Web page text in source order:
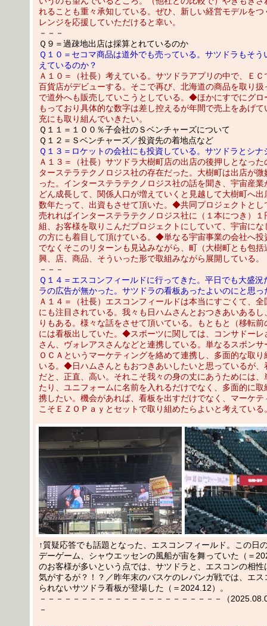
れることも重々承知している。ぜひ、新しい経営モデルをつ
レンジを応援していただけると幸い。
－－－
Ｑ９＝過疎地出店は採算とれているのか
Ｑ１０＝セコマ商品は道外でも売っている。サツドラもそう
えているのか？
Ａ１０＝（社長）考えている。サツドラアプリの中で、Ｅ
百貨店がデビューする。そこで再び、北海道の商品を取り扱
で道外へも販売していこうとしている。◆ほかにすでにグロ
もっており具体的な数字は差し控えるが年間で売上をあげ
充にも取り組んでいきたい。
Ｑ１１＝１００％子会社のＳベンチャーズについて
Ｑ１２＝Ｓベンチャーズ／投資先の着地点など
Ｑ１３＝ロケットの会社にも投資している。サツドラとシナ
Ａ１３＝（社長）サツドラ大樹町店の出店の後押しとなっ
ターステラテクノロジス社の存在だった。大樹町は出店が
った。インターステラテクノロジス社の話を聞き、宇宙産
どん成長して、関係人口が増えていくと見越して大樹町へ
数年たって、出資もさせて頂いた。◆共同プロジェクトとし
売れればインターステラテクノロジス社に（１本につき）１
組、お客様を取りこんだプロジェクトにしていて、宇宙にな
の方にも着目して頂けている。◆単なる宇宙事業の会社へ投
でなくそこのリターンも見込みながら、町（大樹町とも包括
興、店、商品、そういった形で取組みながら展開している。
－－－
Ｑ１４＝エスコンフィールドに行ってきた。平日でも大盛況
ラの広告が無かった。サツドラの看板あったよいのにと思っ
Ａ１４＝（社長）エスコンフィールドは本当にすごくて、
にも注目されている。我々も日ハムさんとおつきあいあるし
りもある。様々な話をさせて頂いている。もともと（移転
には看板出していた。◆スポーツに関しては、コンサドーレ
さん、ヴォレアスさんなどと連携している。単なるスポンサ
ＯＣＡというマーケティングを絡めて連携し、多面的な取
いる。◆日ハムさんともおつきあいしたいと思っているが、
だと、正直、高い。それこそ我々の身の丈にあうためには、
たり、ユニフォームに名前を入れるだけでなく、多面的に取
携したい。機会があれば、看板を出すだけでなく、マーケテ
こそＥＺＯＰａｙとセットで取り組めたらよいと考えている
↑質疑応答でも話題となった、エスコンフィールド。この日
デーゲーム、シャウエッセンの風船が宙を舞っていた（＝
のお客様が多いという点では、サツドラと、エスコンの相性
気がするが？！？／昨年末のバスケのレバンガ戦では、エス
られないサツドラ看板が登場した（＝2024.12）。
－－－－－－－－－－－－－－－－－－－－－－（
－